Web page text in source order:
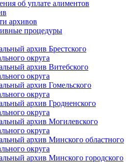
об уплате алиментов
архивов
процедуры
архив Брестского
округа
архив Витебского
округа
архив Гомельского
округа
архив Гродненского
округа
архив Могилевского
округа
архив Минского областного
округа
архив Минского городского